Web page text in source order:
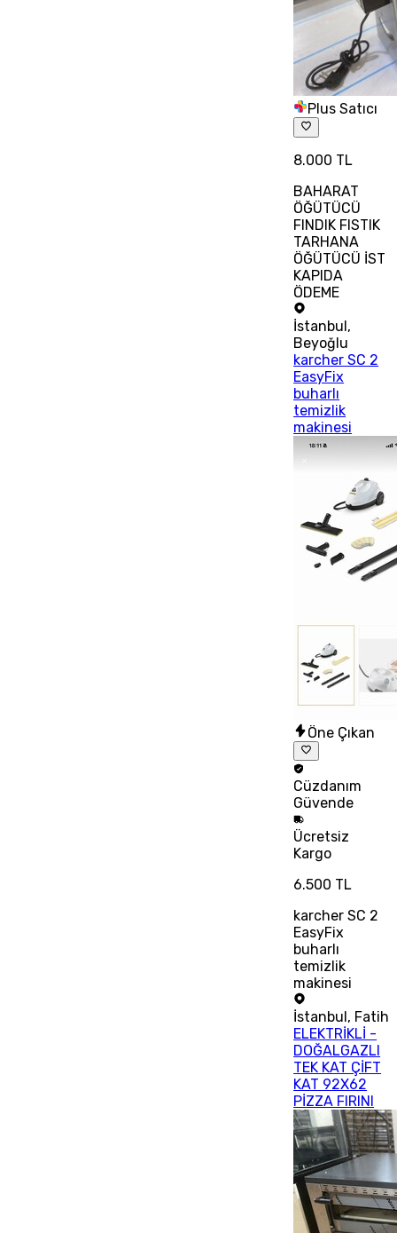
Plus Satıcı
8.000 TL
BAHARAT
ÖĞÜTÜCÜ
FINDIK FISTIK
TARHANA
ÖĞÜTÜCÜ İST
KAPIDA
ÖDEME
İstanbul,
Beyoğlu
karcher SC 2
EasyFix
buharlı
temizlik
makinesi
Öne Çıkan
Cüzdanım
Güvende
Ücretsiz
Kargo
6.500 TL
karcher SC 2
EasyFix
buharlı
temizlik
makinesi
İstanbul, Fatih
ELEKTRİKLİ -
DOĞALGAZLI
TEK KAT ÇİFT
KAT 92X62
PİZZA FIRINI